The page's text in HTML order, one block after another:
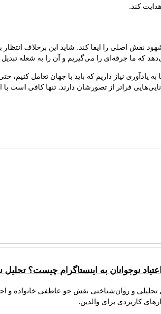
کند.
اصلی را ایفا کند. شاید این برخلاف انتظار
که ما جرقه‌ای را می‌گیریم و آن را به شعله
نیاز داریم که باید با جهان تعامل کنیم،
فراتر از تصورشان دارند. تنها کافی است
نوجوانان به اینستاگرام چیست؟
و روان‌شناختی نقش جو عاطفی خانواده و
کاربردی برای والدین.